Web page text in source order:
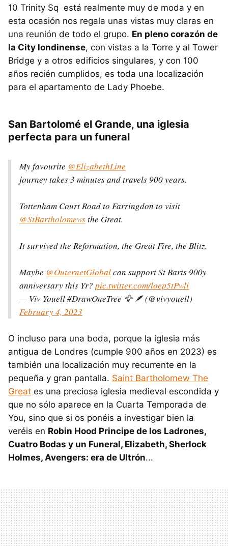
10 Trinity Sq está realmente muy de moda y en
esta ocasión nos regala unas vistas muy claras en
una reunión de todo el grupo. En pleno corazón de
la City londinense, con vistas a la Torre y al Tower
Bridge y a otros edificios singulares, y con 100
años recién cumplidos, es toda una localización
para el apartamento de Lady Phoebe.
San Bartolomé el Grande, una iglesia
perfecta para un funeral
My favourite @ElizabethLine
journey takes 3 minutes and travels 900 years.
Tottenham Court Road to Farringdon to visit
@StBartholomewsthe Great.
It survived the Reformation, the Great Fire, the Blitz.
Maybe @OuternetGlobalcan support St Barts 900y
anniversary this Yr? pic.twitter.com/loep5tPwli
— Viv Youell #DrawOneTree 🦅 🪶 (@vivyouell)
February 4, 2023
O incluso para una boda, porque la iglesia más
antigua de Londres (cumple 900 años en 2023) es
también una localización muy recurrente en la
pequeña y gran pantalla. Saint Bartholomew The
Great es una preciosa iglesia medieval escondida y
que no sólo aparece en la Cuarta Temporada de
You, sino que si os ponéis a investigar bien la
veréis en Robin Hood Principe de los Ladrones,
Cuatro Bodas y un Funeral, Elizabeth, Sherlock
Holmes, Avengers: era de Ultrón...